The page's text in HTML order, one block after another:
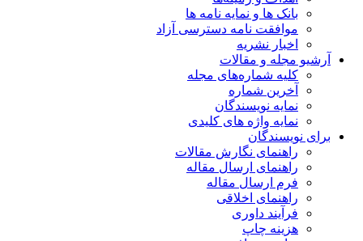
بانک ها و نمایه نامه ها
موافقت نامه دسترسی آزاد
اخبار نشریه
آرشیو مجله و مقالات
کلیه شماره‌های مجله
آخرین شماره
نمایه نویسندگان
نمایه واژه های کلیدی
برای نویسندگان
راهنمای نگارش مقالات
راهنمای ارسال مقاله
فرم ارسال مقاله
راهنمای اخلاقی
فرآیند داوری
هزینه چاپ